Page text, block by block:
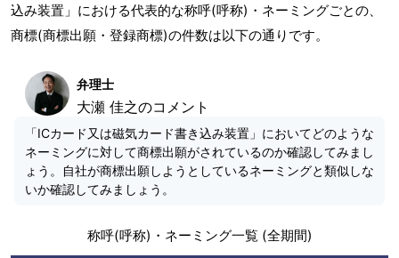
込み装置」における代表的な称呼(呼称)・ネーミングごとの、
商標(商標出願・登録商標)の件数は以下の通りです。
弁理士
大瀬 佳之のコメント
「ICカード又は磁気カード書き込み装置」においてどのような
ネーミングに対して商標出願がされているのか確認してみまし
ょう。自社が商標出願しようとしているネーミングと類似しな
いか確認してみましょう。
称呼(呼称)・ネーミング一覧 (全期間)